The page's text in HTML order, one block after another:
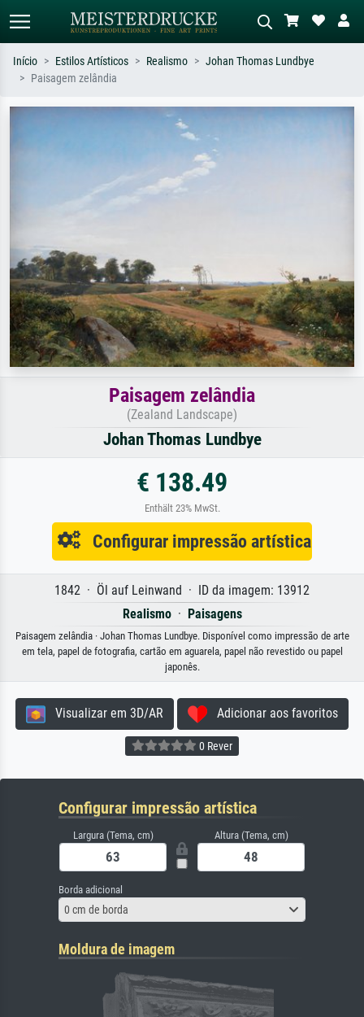
Pesquise por artista, título ou estilo –
Descreva a cena – ex: prado verde,
abstrato com muito vermelho, pintura
a óleo escura, nu em pé ao lado de
Início Estilos Artísticos Realismo
Johan Thomas Lundbye
Paisagem zelândia
Paisagem zelândia
(Zealand Landscape)
Johan Thomas Lundbye
€ 138.49
Enthält 23% MwSt.
Configurar impressão artística
1842 · Öl auf Leinwand · ID da imagem: 13912
Realismo· Paisagens
Paisagem zelândia · Johan Thomas Lundbye. Disponível como impressão de arte
em tela, papel de fotografia, cartão em aguarela, papel não revestido ou papel
japonês.
Visualizar em 3D/AR Adicionar aos favoritos
0 Rever
Configurar impressão artística
Largura (Tema, cm) Altura (Tema, cm)
Borda adicional
0 cm de borda
Moldura de imagem